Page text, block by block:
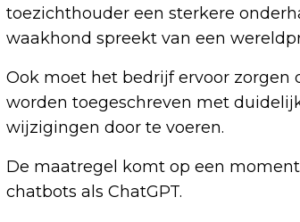
toezichthouder een sterkere
waakhond spreekt van een
Ook moet het bedrijf ervoor zorgen
worden toegeschreven met
wijzigingen door te voeren.
De maatregel komt op een
chatbots als ChatGPT.